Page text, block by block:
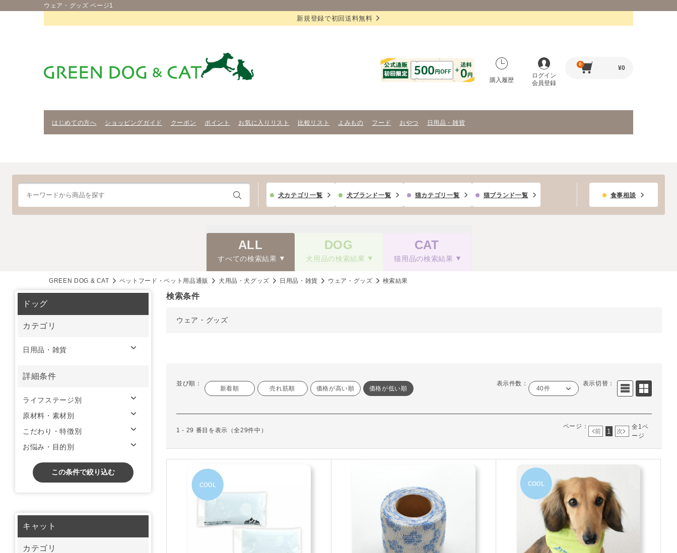
ウェア・グッズ ページ1
新規登録で初回送料無料
購入履歴
ログイン
会員登録
0
¥0
はじめての方へ ショッピングガイド クーポン ポイント お気に入りリスト 比較リスト よみもの フード おやつ 日用品・雑貨
犬カテゴリ一覧 犬ブランド一覧 猫カテゴリ一覧 猫ブランド一覧 食事相談
ALL
すべての検索結果
DOG
犬用品の検索結果
CAT
猫用品の検索結果
GREEN DOG & CAT ペットフード・ペット用品通販 犬用品・犬グッズ 日用品・雑貨 ウェア・グッズ 検索結果
検索条件
ウェア・グッズ
並び順：
新着順 売れ筋順 価格が高い順 価格が低い順
表示件数：
40件
表示切替：
1 - 29 番目を表示（全29件中）
ページ：
前 1 次
全1ペ
ージ
ドッグ
カテゴリ
日用品・雑貨
詳細条件
ライフステージ別
原材料・素材別
こだわり・特徴別
お悩み・目的別
この条件で絞り込む
キャット
カテゴリ